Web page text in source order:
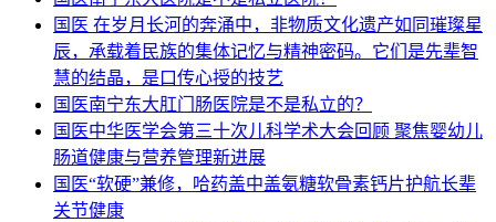
国医 在岁月长河的奔涌中，非物质文化遗产如同璀璨星
辰，承载着民族的集体记忆与精神密码。它们是先辈智
慧的结晶，是口传心授的技艺
国医南宁东大肛门肠医院是不是私立的？
国医中华医学会第三十次儿科学术大会回顾 聚焦婴幼儿
肠道健康与营养管理新进展
国医“软硬”兼修，哈药盖中盖氨糖软骨素钙片护航长辈
关节健康